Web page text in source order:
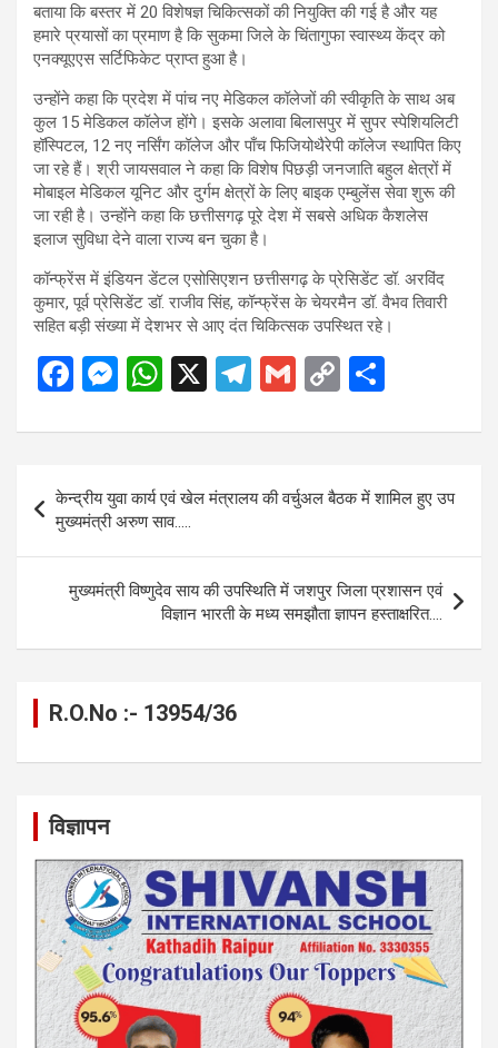
बताया कि बस्तर में 20 विशेषज्ञ चिकित्सकों की नियुक्ति की गई है और यह
हमारे प्रयासों का प्रमाण है कि सुकमा जिले के चिंतागुफा स्वास्थ्य केंद्र को
एनक्यूएएस सर्टिफिकेट प्राप्त हुआ है।
उन्होंने कहा कि प्रदेश में पांच नए मेडिकल कॉलेजों की स्वीकृति के साथ अब
कुल 15 मेडिकल कॉलेज होंगे। इसके अलावा बिलासपुर में सुपर स्पेशियलिटी
हॉस्पिटल, 12 नए नर्सिंग कॉलेज और पाँच फिजियोथैरेपी कॉलेज स्थापित किए
जा रहे हैं। श्री जायसवाल ने कहा कि विशेष पिछड़ी जनजाति बहुल क्षेत्रों में
मोबाइल मेडिकल यूनिट और दुर्गम क्षेत्रों के लिए बाइक एम्बुलेंस सेवा शुरू की
जा रही है। उन्होंने कहा कि छत्तीसगढ़ पूरे देश में सबसे अधिक कैशलेस
इलाज सुविधा देने वाला राज्य बन चुका है।
कॉन्फ्रेंस में इंडियन डेंटल एसोसिएशन छत्तीसगढ़ के प्रेसिडेंट डॉ. अरविंद
कुमार, पूर्व प्रेसिडेंट डॉ. राजीव सिंह, कॉन्फ्रेंस के चेयरमैन डॉ. वैभव तिवारी
सहित बड़ी संख्या में देशभर से आए दंत चिकित्सक उपस्थित रहे।
F
ce
b
o
o
k
M
se
g
er
W
at
s
A
p
p
X
T
e
gr
a
m
G
ail
C
py
Li
n
k
ar
e
Post
navigation
केन्द्रीय युवा कार्य एवं खेल मंत्रालय की वर्चुअल बैठक में शामिल हुए उप
मुख्यमंत्री अरुण साव…..
मुख्यमंत्री विष्णुदेव साय की उपस्थिति में जशपुर जिला प्रशासन एवं
विज्ञान भारती के मध्य समझौता ज्ञापन हस्ताक्षरित….
R.O.No :- 13954/36
विज्ञापन